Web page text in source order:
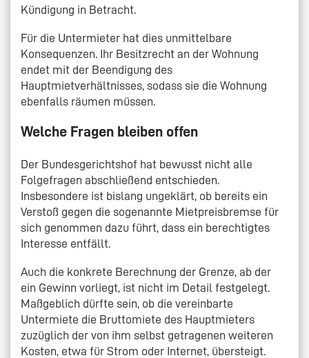
Kündigung in Betracht.
Für die Untermieter hat dies unmittelbare
Konsequenzen. Ihr Besitzrecht an der Wohnung
endet mit der Beendigung des
Hauptmietverhältnisses, sodass sie die Wohnung
ebenfalls räumen müssen.
Welche Fragen bleiben offen
Der Bundesgerichtshof hat bewusst nicht alle
Folgefragen abschließend entschieden.
Insbesondere ist bislang ungeklärt, ob bereits ein
Verstoß gegen die sogenannte Mietpreisbremse für
sich genommen dazu führt, dass ein berechtigtes
Interesse entfällt.
Auch die konkrete Berechnung der Grenze, ab der
ein Gewinn vorliegt, ist nicht im Detail festgelegt.
Maßgeblich dürfte sein, ob die vereinbarte
Untermiete die Bruttomiete des Hauptmieters
zuzüglich der von ihm selbst getragenen weiteren
Kosten, etwa für Strom oder Internet, übersteigt.